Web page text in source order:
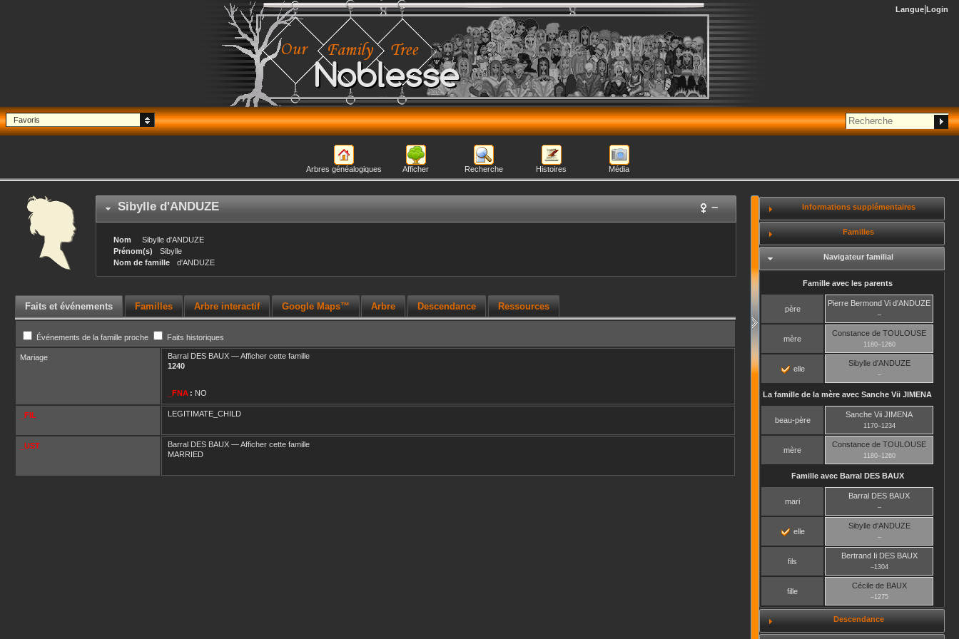
Noblesse
Langue Login
Favoris
Arbres généalogiques Afficher Recherche Histoires Média
Sibylle d'ANDUZE –
Nom Sibylle d'ANDUZE
Prénom(s)
Sibylle
Nom de famille
d'ANDUZE
Faits et événements Familles Arbre interactif Google Maps™ Arbre Descendance Ressources
Événements de la famille proche Faits historiques
Mariage Barral DES BAUX —Afficher cette famille
1240
_FNA : NO
_FIL LEGITIMATE_CHILD
_UST Barral DES BAUX —Afficher cette famille
MARRIED
Informations supplémentaires
Familles
Navigateur familial
Famille avec les parents
père
Pierre Bermond Vi d'ANDUZE
–
mère
Constance de TOULOUSE
1180–1260
elle
Sibylled'ANDUZE
–
La famille de la mère avec Sanche Vii JIMENA
beau-père
Sanche Vii JIMENA
1170–1234
mère
Constance de TOULOUSE
1180–1260
Famille avec BarralDES BAUX
mari
Barral DES BAUX
–
elle
Sibylled'ANDUZE
–
fils
Bertrand IiDES BAUX
–1304
fille
Cécilede BAUX
–1275
Descendance